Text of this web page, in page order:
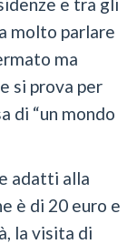
molto parlare
ma
si prova per
di “un mondo
adatti alla
è di 20 euro e
la visita di